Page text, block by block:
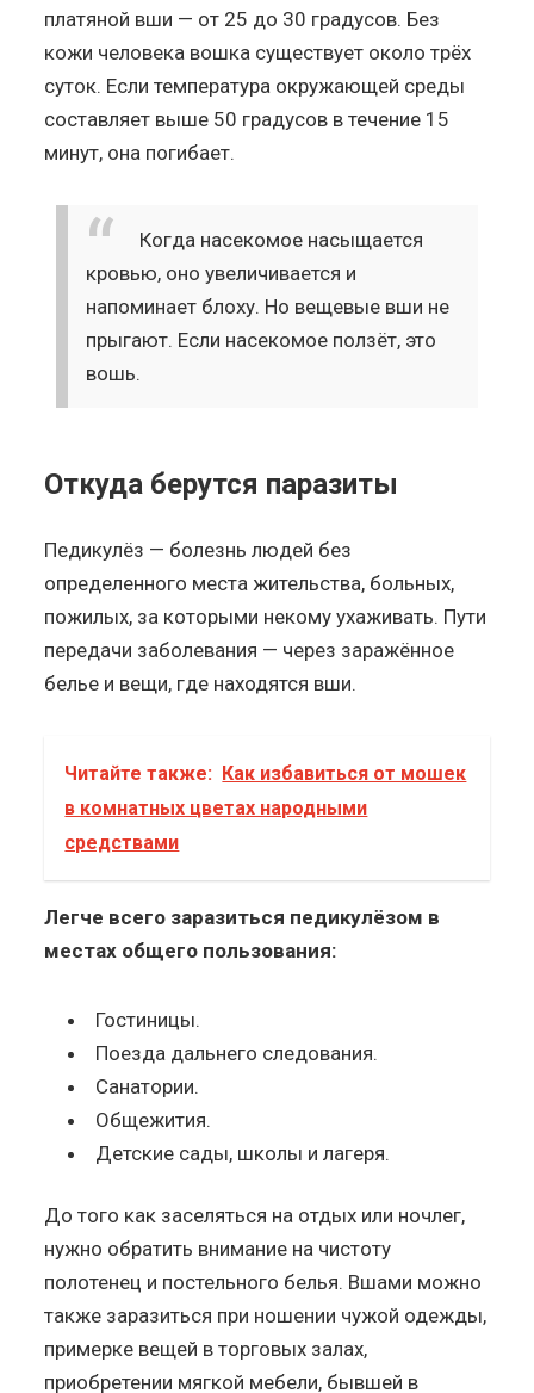
платяной вши — от 25 до 30 градусов. Без
кожи человека вошка существует около трёх
суток. Если температура окружающей среды
составляет выше 50 градусов в течение 15
минут, она погибает.
Когда насекомое насыщается
кровью, оно увеличивается и
напоминает блоху. Но вещевые вши не
прыгают. Если насекомое ползёт, это
вошь.
Откуда берутся паразиты
Педикулёз — болезнь людей без
определенного места жительства, больных,
пожилых, за которыми некому ухаживать. Пути
передачи заболевания — через заражённое
белье и вещи, где находятся вши.
Читайте также: Как избавиться от мошек
в комнатных цветах народными
средствами
Легче всего заразиться педикулёзом в
местах общего пользования:
Гостиницы.
Поезда дальнего следования.
Санатории.
Общежития.
Детские сады, школы и лагеря.
До того как заселяться на отдых или ночлег,
нужно обратить внимание на чистоту
полотенец и постельного белья. Вшами можно
также заразиться при ношении чужой одежды,
примерке вещей в торговых залах,
приобретении мягкой мебели, бывшей в